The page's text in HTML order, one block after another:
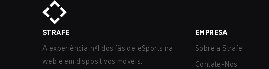
STRAFE
A experiência nº1 dos fãs de eSports na
web e em dispositivos móveis.
EMPRESA
Sobre a Strafe
Contate-Nos